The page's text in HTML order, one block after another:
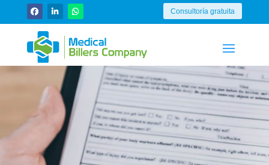
Consultoría gratuita
Formularios para
reclamos médicos -
MH